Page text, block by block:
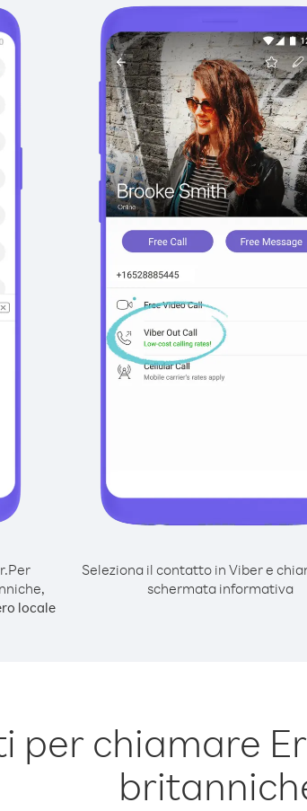
Per
locale
Seleziona il contatto in Viber e
schermata informativa
per chiamare